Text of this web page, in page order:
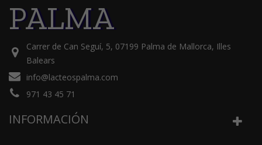
PALMA
Carrer de Can Seguí, 5, 07199 Palma de Mallorca, Illes
Balears
info@lacteospalma.com
971 43 45 71
INFORMACIÓN